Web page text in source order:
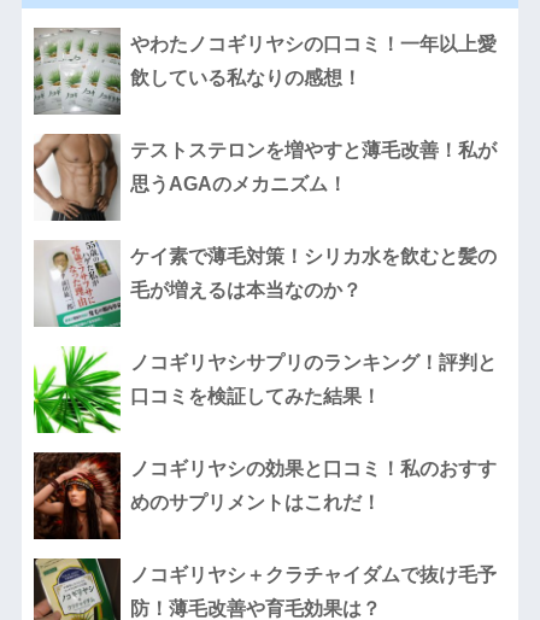
やわたノコギリヤシの口コミ！一年以上愛
飲している私なりの感想！
テストステロンを増やすと薄毛改善！私が
思うAGAのメカニズム！
ケイ素で薄毛対策！シリカ水を飲むと髪の
毛が増えるは本当なのか？
ノコギリヤシサプリのランキング！評判と
口コミを検証してみた結果！
ノコギリヤシの効果と口コミ！私のおすす
めのサプリメントはこれだ！
ノコギリヤシ＋クラチャイダムで抜け毛予
防！薄毛改善や育毛効果は？